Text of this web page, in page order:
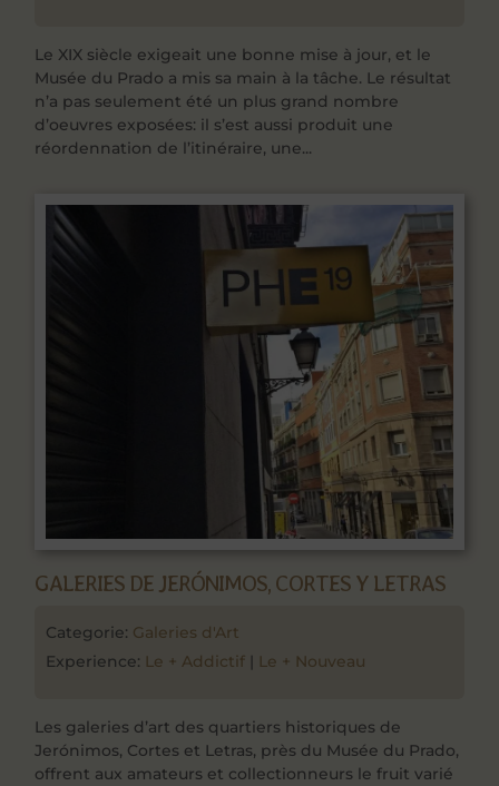
Le XIX siècle exigeait une bonne mise à jour, et le
Musée du Prado a mis sa main à la tâche. Le résultat
n’a pas seulement été un plus grand nombre
d’oeuvres exposées: il s’est aussi produit une
réordennation de l’itinéraire, une...
GALERIES DE JERÓNIMOS, CORTES Y LETRAS
Categorie: Galeries d'Art
Experience: Le + Addictif | Le + Nouveau
Les galeries d’art des quartiers historiques de
Jerónimos, Cortes et Letras, près du Musée du Prado,
offrent aux amateurs et collectionneurs le fruit varié